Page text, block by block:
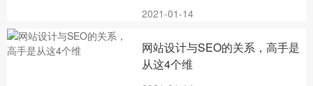
2021-01-14
网站设计与SEO的关系，高手是
从这4个维